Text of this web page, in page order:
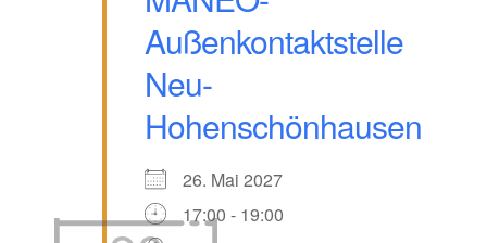
Außenkontaktstelle
Neu-
Hohenschönhausen
26. Mai 2027
17:00 - 19:00